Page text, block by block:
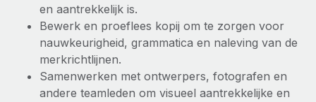
Phiture, een toonaangevende leider in de wereldwijde
mobiele groeiadviessector, zet zich sinds 2016...
Meer informatie
en aantrekkelijk is.
Bewerk en proeflees kopij om te zorgen voor
nauwkeurigheid, grammatica en naleving van de
merkrichtlijnen.
Samenwerken met ontwerpers, fotografen en
andere teamleden om visueel aantrekkelijke en